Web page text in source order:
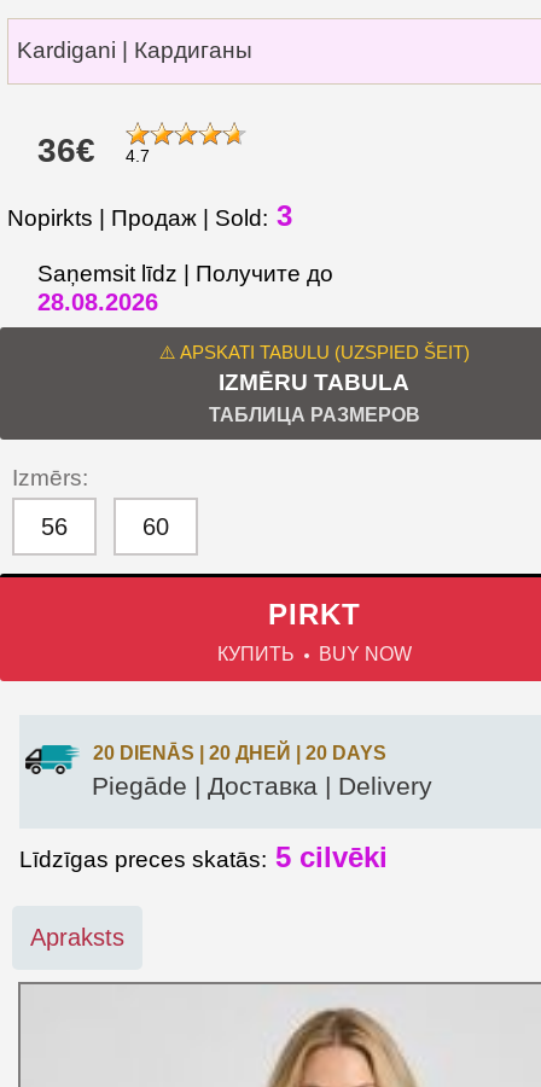
Kardigani | Кардиганы
36€ 4.7
Nopirkts | Продаж | Sold: 3
Saņemsit līdz | Получите до
28.08.2026
⚠️ APSKATI TABULU (UZSPIED ŠEIT)
IZMĒRU TABULA
ТАБЛИЦА РАЗМЕРОВ
Izmērs:
56 60
PIRKT
КУПИТЬ BUY NOW
20 DIENĀS | 20 ДНЕЙ | 20 DAYS
Piegāde | Доставка | Delivery
Līdzīgas preces skatās: 5 cilvēki
Apraksts